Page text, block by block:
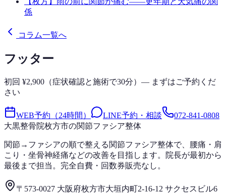
係
コラム一覧へ
フッター
初回 ¥2,900（症状確認と施術で30分）— まずはご予約くだ
さい
WEB予約（24時間） LINE予約・相談
072-841-0808
大黒整骨院枚方市の関節ファシア整体
関節→ファシアの順で整える関節ファシア整体で、腰痛・肩
こり・坐骨神経痛などの改善を目指します。院長が最初から
最後まで担当。完全自費・回数券販売なし。
〒573-0027 大阪府枚方市大垣内町2-16-12 サクセスビル6